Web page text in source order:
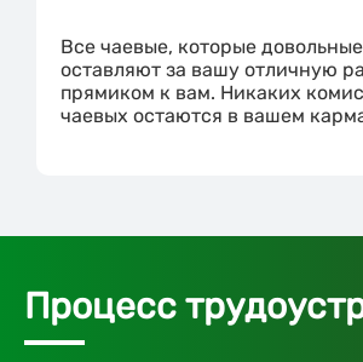
Все чаевые, которые
оставляют за вашу отличную
прямиком к вам. Никаких
чаевых остаются в вашем
Процесс